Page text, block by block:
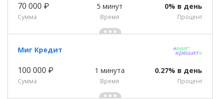
70 000 ₽
Сумма
5 минут
Время
0% в день
Процент
Миг Кредит
100 000 ₽
Сумма
1 минута
Время
0.27% в день
Процент